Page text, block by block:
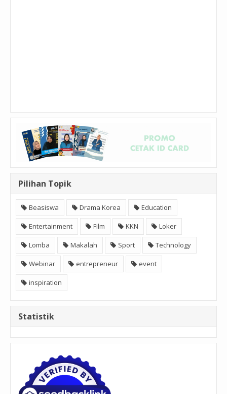
Pilihan Topik
Beasiswa Drama Korea Education
Entertainment Film KKN Loker
Lomba Makalah Sport Technology
Webinar entrepreneur event
inspiration
Statistik